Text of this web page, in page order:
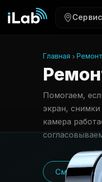
Главная
Помогаем,
экран,
камера
Смотреть